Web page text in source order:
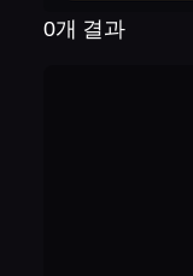
0개 결과